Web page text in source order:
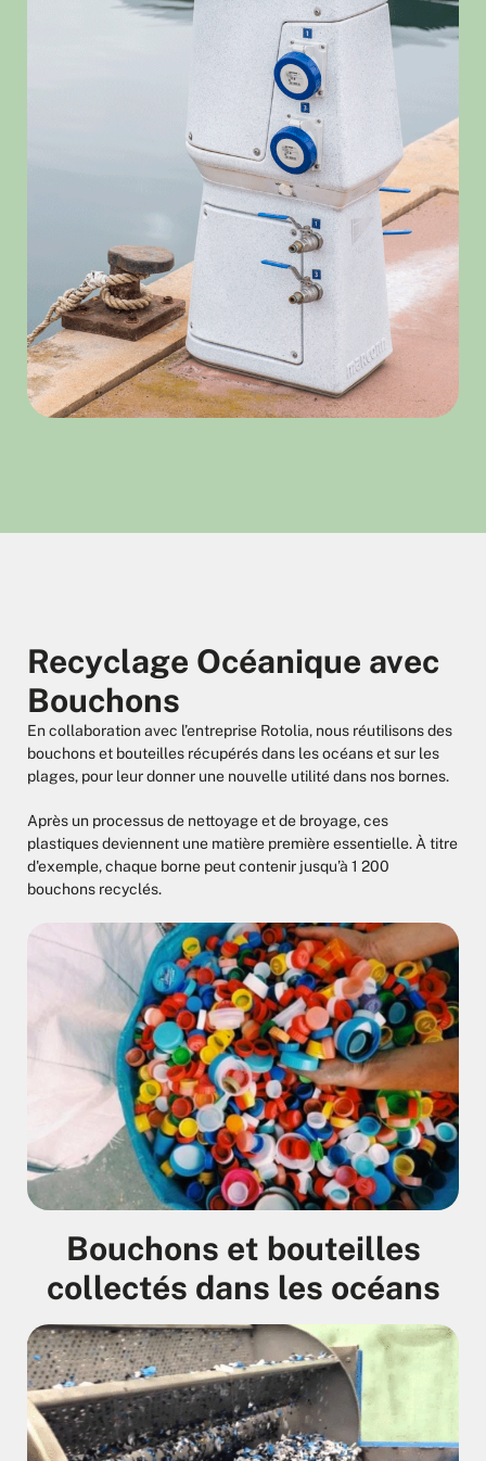
Recyclage Océanique avec
Bouchons
En collaboration avec l’entreprise Rotolia, nous réutilisons des
bouchons et bouteilles récupérés dans les océans et sur les
plages, pour leur donner une nouvelle utilité dans nos bornes.
Après un processus de nettoyage et de broyage, ces
plastiques deviennent une matière première essentielle. À titre
d'exemple, chaque borne peut contenir jusqu’à 1 200
bouchons recyclés.
Bouchons et bouteilles
collectés dans les océans